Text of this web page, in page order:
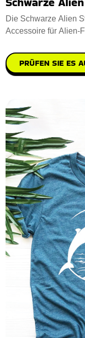
Die Schwarze Alien
Accessoire für Alien-
PRÜFEN SIE ES